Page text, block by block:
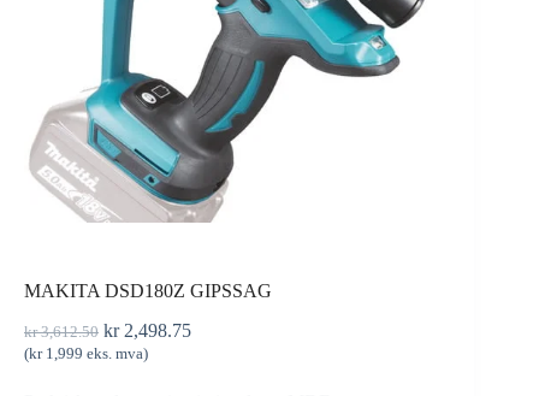
MAKITA DSD180Z GIPSSAG
kr3,612.50 kr2,498.75
(kr1,999 eks. mva)